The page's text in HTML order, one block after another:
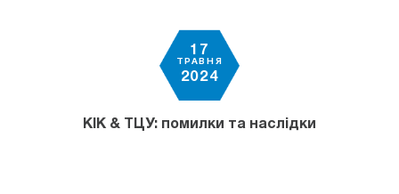
17
ТРАВНЯ
2024
КІК & ТЦУ: помилки та наслідки